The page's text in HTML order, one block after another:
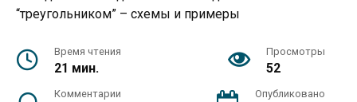
Время чтения
21 мин.
Просмотры
52
Комментарии Опубликовано